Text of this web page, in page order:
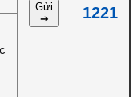
Gửi
➔
1221